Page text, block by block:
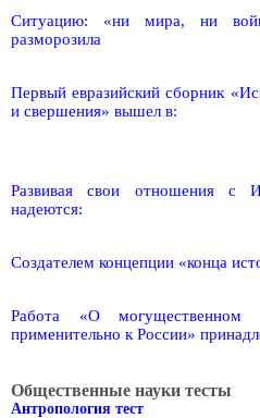
Ситуацию: «ни мира, ни
разморозила
Первый евразийский сборник
и свершения» вышел в:
Развивая свои отношения с
надеются:
Создателем концепции «конца
Работа «О могущественном
применительно к России»
Общественные науки тесты
Антропология тест